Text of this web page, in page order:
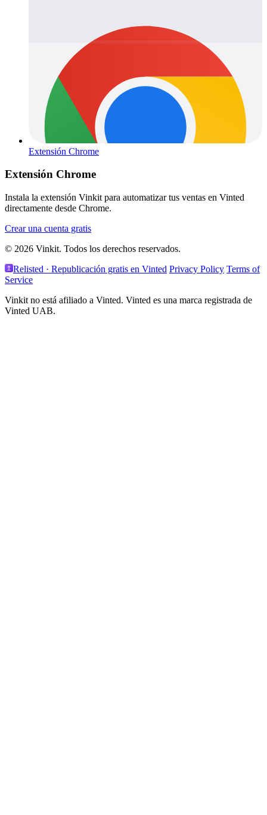
Extensión Chrome
Extensión Chrome
Instala la extensión Vinkit para automatizar tus ventas en Vinted
directamente desde Chrome.
Crear una cuenta gratis
© 2026 Vinkit. Todos los derechos reservados.
Relisted · Republicación gratis en Vinted Privacy Policy Terms of
Service
Vinkit no está afiliado a Vinted. Vinted es una marca registrada de
Vinted UAB.